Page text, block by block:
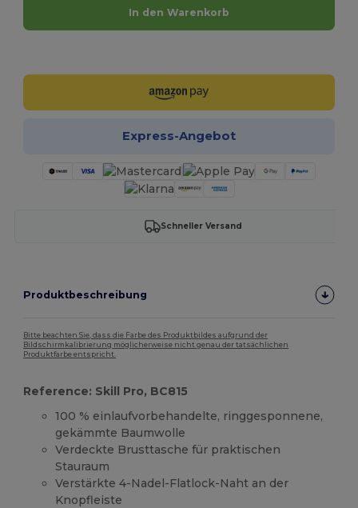
In den Warenkorb
Express-Angebot
Schneller Versand
Produktbeschreibung
Bitte beachten Sie, dass die Farbe des Produktbildes aufgrund der
Bildschirmkalibrierung möglicherweise nicht genau der tatsächlichen
Produktfarbe entspricht.
Reference: Skill Pro, BC815
100 % einlaufvorbehandelte, ringgesponnene,
gekämmte Baumwolle
Verdeckte Brusttasche für praktischen
Stauraum
Verstärkte 4-Nadel-Flatlock-Naht an der
Knopfleiste